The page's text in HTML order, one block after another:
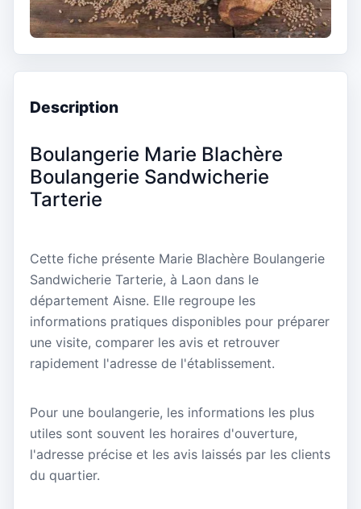
Description
Boulangerie Marie Blachère
Boulangerie Sandwicherie
Tarterie
Cette fiche présente Marie Blachère Boulangerie
Sandwicherie Tarterie, à Laon dans le
département Aisne. Elle regroupe les
informations pratiques disponibles pour préparer
une visite, comparer les avis et retrouver
rapidement l'adresse de l'établissement.
Pour une boulangerie, les informations les plus
utiles sont souvent les horaires d'ouverture,
l'adresse précise et les avis laissés par les clients
du quartier.